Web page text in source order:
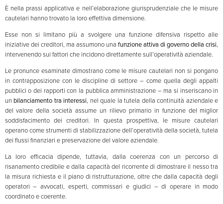
È nella prassi applicativa e nell’elaborazione giurisprudenziale che le misure
cautelari hanno trovato la loro effettiva dimensione.
Esse non si limitano più a svolgere una funzione difensiva rispetto alle
iniziative dei creditori, ma assumono unafunzioneattiva di governo della crisi,
intervenendo sui fattori che incidono direttamente sull’operatività aziendale.
Le pronunce esaminate dimostrano come le misure cautelari non si pongano
in contrapposizione con le discipline di settore – come quella degli appalti
pubblici o dei rapporti con la pubblica amministrazione – ma si inseriscano in
un bilanciamento tra interessi, nel quale la tutela della continuità aziendale e
del valore della società assume un rilievo primario in funzione del miglior
soddisfacimento dei creditori. In questa prospettiva, le misure cautelari
operano come strumenti di stabilizzazione dell’operatività della società, tutela
dei flussi finanziari e preservazione del valore aziendale.
La loro efficacia dipende, tuttavia, dalla coerenza con un percorso di
risanamento credibile e dalla capacità del ricorrente di dimostrare il nesso tra
la misura richiesta e il piano di ristrutturazione, oltre che dalla capacità degli
operatori – avvocati, esperti, commissari e giudici – di operare in modo
coordinato e coerente.